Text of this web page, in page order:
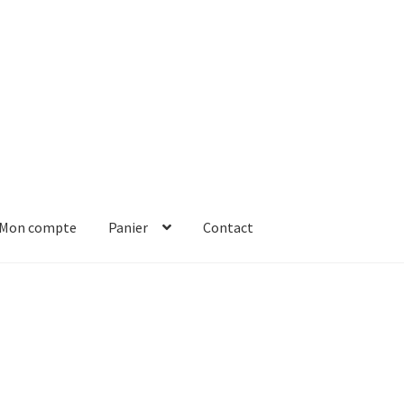
Mon compte Panier Contact